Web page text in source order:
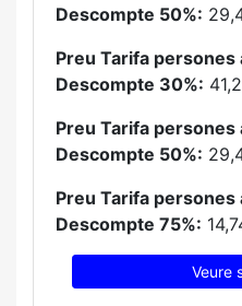
Descompte 50%:
Preu Tarifa
Descompte 30%:
Preu Tarifa
Descompte 50%:
Preu Tarifa
Descompte 75%:
Veure